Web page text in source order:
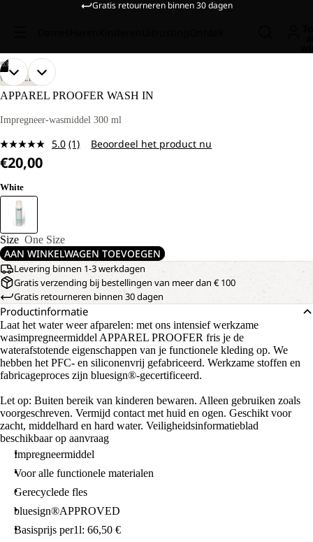
Gratis retourneren binnen 30 dagen
03
AFBEELDING
OPENEN
VOLLEDIG
AFBEELDING
OPENEN
VOLLEDIG
AFBEELDING
OPENEN
VOLLEDIG
WANDELEN
APPAREL PROOFER WASH IN
Impregneer-wasmiddel 300 ml
5.0 Lees
(1) Beoordeel het product nu
€20,00
White
Size One Size
AAN WINKELWAGEN TOEVOEGEN
Levering binnen 1-3 werkdagen
Gratis verzending bij bestellingen van meer dan € 100
Gratis retourneren binnen 30 dagen
Productinformatie
Laat het water weer afparelen: met ons intensief werkzame
wasimpregneermiddel APPAREL PROOFER fris je de
waterafstotende eigenschappen van je functionele kleding op. We
hebben het PFC- en siliconenvrij gefabriceerd. Werkzame stoffen en
fabricageproces zijn bluesign®-gecertificeerd.
Let op: Buiten bereik van kinderen bewaren. Alleen gebruiken zoals
voorgeschreven. Vermijd contact met huid en ogen. Geschikt voor
zacht, middelhard en hard water. Veiligheidsinformatieblad
beschikbaar op aanvraag
Impregneermiddel
Voor alle functionele materialen
Gerecyclede fles
bluesign®APPROVED
Basisprijs per1l: 66,50 €